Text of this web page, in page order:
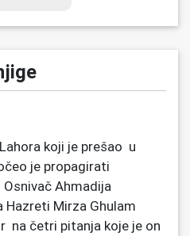
koji je prešao u
je propagirati
Ahmadija
Mirza Ghulam
na četri pitanja koje je on